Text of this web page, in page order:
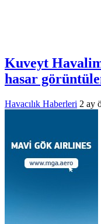
Kuveyt
hasar
Havacılık Haberleri 2 ay